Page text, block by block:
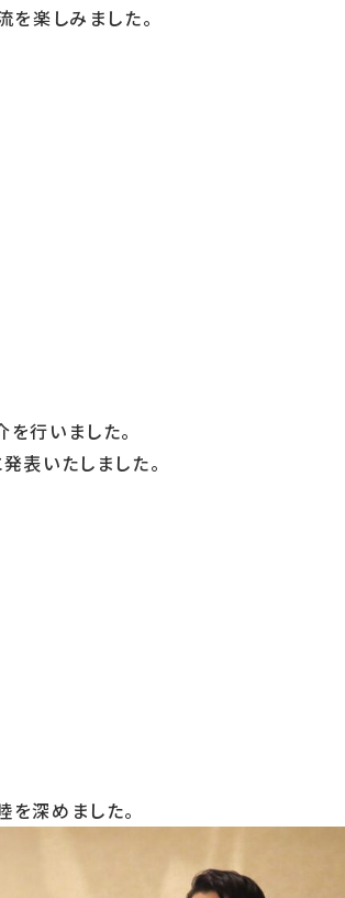
楽しみました。
行いました。
表いたしました。
深めました。